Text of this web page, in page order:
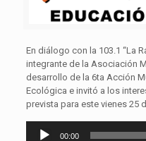
En diálogo con la 103.1 “La
integrante de la Asociación
desarrollo de la 6ta Acción
Ecológica e invitó a los
prevista para este vienes 25
Reproductor
00:00